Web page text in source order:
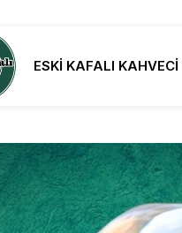
ESKİ KAFALI KAHVECİ